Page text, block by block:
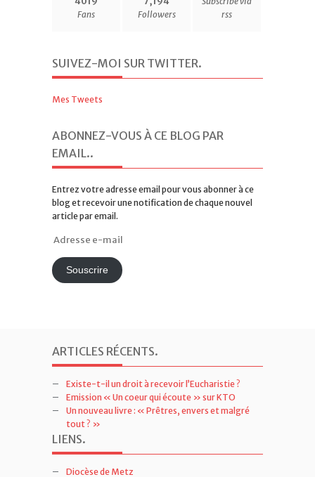
Fans
Followers
rss
SUIVEZ-MOI SUR TWITTER.
Mes Tweets
ABONNEZ-VOUS À CE BLOG PAR
EMAIL..
Entrez votre adresse email pour vous abonner à ce
blog et recevoir une notification de chaque nouvel
article par email.
Adresse
mailSouscrire
ARTICLES RÉCENTS.
Existe-t-il un droit à recevoir l’Eucharistie ?
Emission « Un coeur qui écoute » sur KTO
Un nouveau livre : « Prêtres, envers et malgré
tout ? »
LIENS.
Diocèse de Metz